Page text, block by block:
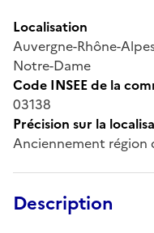
Localisation
Auvergne-Rhône-
Notre-Dame
Code INSEE de la
03138
Précision sur la
Anciennement région
Description